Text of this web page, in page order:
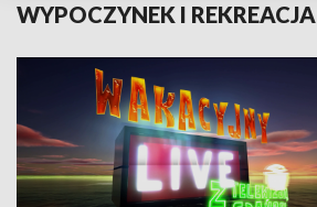
WYPOCZYNEK I REKREACJA